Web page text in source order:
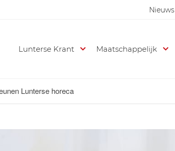
Nieuws
Lunterse Krant Maatschappelijk
Lunterse horeca